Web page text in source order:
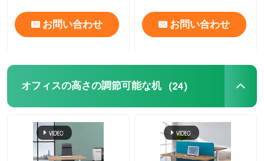
お問い合わせ お問い合わせ
オフィスの高さの調節可能な机 (24)